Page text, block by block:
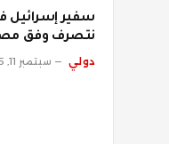
سفير إسرائيل
نتصرف وفق
دولي سبتمبر 11, 2025